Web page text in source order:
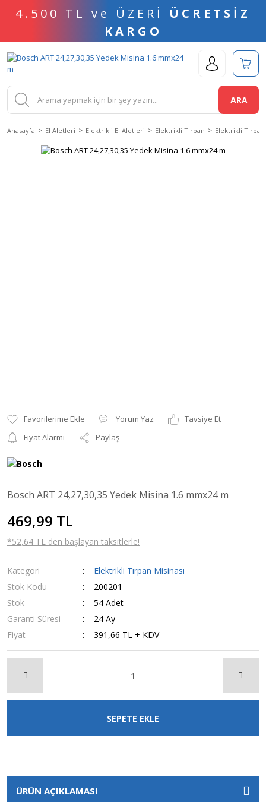
4.500 TL ve ÜZERİ ÜCRETSİZ
KARGO
ARA
Anasayfa El Aletleri Elektrikli El Aletleri Elektrikli Tırpan Elektrikli Tırpan
Yorum Yaz
Tavsiye Et
Fiyat Alarmı
Paylaş
Bosch ART 24,27,30,35 Yedek Misina 1.6 mmx24 m
469,99 TL
*52,64 TL den başlayan taksitlerle!
Kategori
Elektrikli Tırpan Misinası
Stok Kodu
200201
Stok
54 Adet
Garanti Süresi
24 Ay
Fiyat
391,66 TL + KDV
SEPETE EKLE
ÜRÜN AÇIKLAMASI